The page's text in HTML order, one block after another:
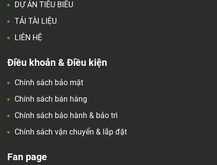
DỰ ÁN TIÊU BIỂU
TẢI TÀI LIỆU
LIÊN HỆ
Điều khoản & Điều kiện
Chính sách bảo mật
Chính sách bán hàng
Chính sách bảo hành & bảo trì
Chính sách vận chuyển & lắp đặt
Fan page